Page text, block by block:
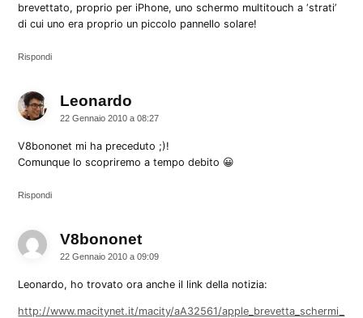
brevettato, proprio per iPhone, uno schermo multitouch a ‘strati’
di cui uno era proprio un piccolo pannello solare!
Rispondi
Leonardo
22 Gennaio 2010 a 08:27
V8bononet mi ha preceduto ;)!
Comunque lo scopriremo a tempo debito 😀
Rispondi
V8bononetdice:
22 Gennaio 2010 a 09:09
Leonardo, ho trovato ora anche il link della notizia:
http://www.macitynet.it/macity/aA32561/apple_brevetta_schermi_